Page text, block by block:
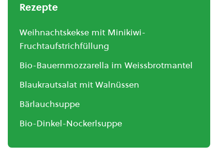
Rezepte
Weihnachtskekse mit Minikiwi-
Fruchtaufstrichfüllung
Bio-Bauernmozzarella im Weissbrotmantel
Blaukrautsalat mit Walnüssen
Bärlauchsuppe
Bio-Dinkel-Nockerlsuppe